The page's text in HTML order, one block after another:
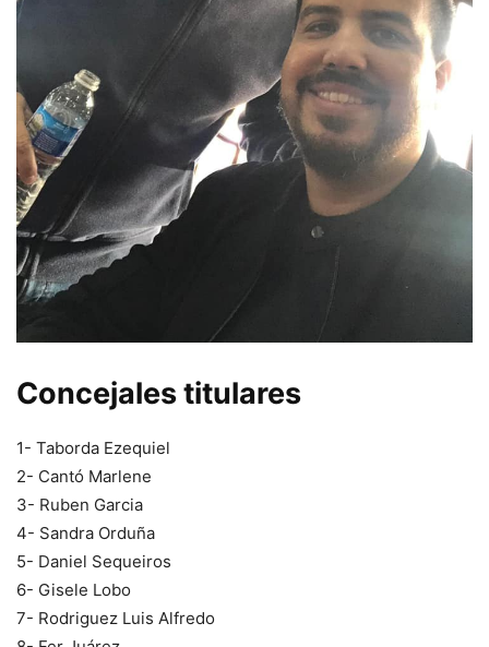
Concejales titulares
1- Taborda Ezequiel
2- Cantó Marlene
3- Ruben Garcia
4- Sandra Orduña
5- Daniel Sequeiros
6- Gisele Lobo
7- Rodriguez Luis Alfredo